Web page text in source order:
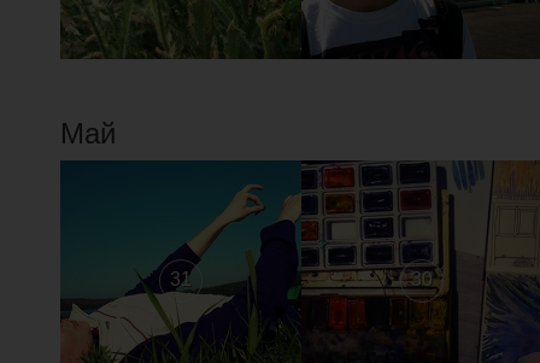
Май
31 30